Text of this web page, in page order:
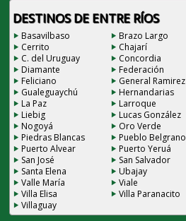
DESTINOS DE ENTRE RÍOS
Basavilbaso Brazo Largo
Cerrito
Chajarí
C. del Uruguay
Concordia
Diamante
Federación
Feliciano
General Ramirez
Gualeguaychú
Hernandarias
La Paz
Larroque
Liebig
Lucas González
Nogoyá
Oro Verde
Piedras Blancas
Pueblo Belgrano
Puerto Alvear
Puerto Yeruá
San José
San Salvador
Santa Elena
Ubajay
Valle María
Viale
Villa Elisa
Villa Paranacito
Villaguay